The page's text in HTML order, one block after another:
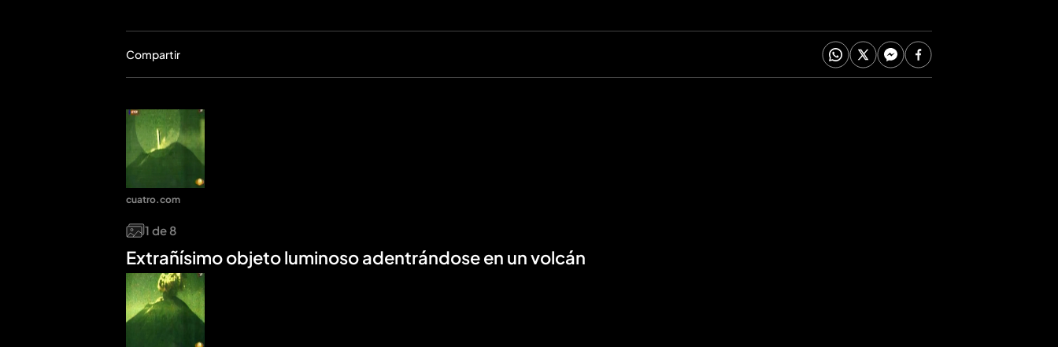
Compartir
1 de 8
Extrañísimo objeto luminoso adentrándose en un volcán
cuatro.com